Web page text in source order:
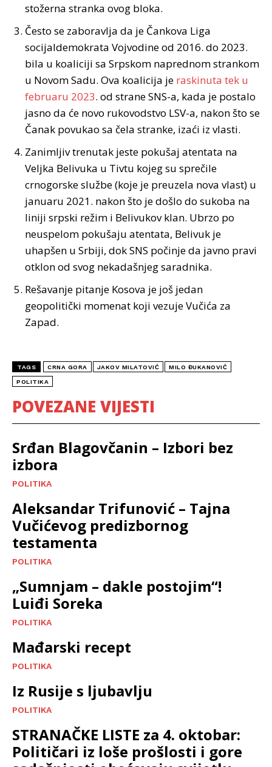
stožerna stranka ovog bloka.
Često se zaboravlja da je Čankova Liga
socijaldemokrata Vojvodine od 2016. do 2023.
bila u koaliciji sa Srpskom naprednom strankom
u Novom Sadu. Ova koalicija je raskinuta tek u
februaru 2023. od strane SNS-a, kada je postalo
jasno da će novo rukovodstvo LSV-a, nakon što se
Čanak povukao sa čela stranke, izaći iz vlasti.
Zanimljiv trenutak jeste pokušaj atentata na
Veljka Belivuka u Tivtu kojeg su sprečile
crnogorske službe (koje je preuzela nova vlast) u
januaru 2021. nakon što je došlo do sukoba na
liniji srpski režim i Belivukov klan. Ubrzo po
neuspelom pokušaju atentata, Belivuk je
uhapšen u Srbiji, dok SNS počinje da javno pravi
otklon od svog nekadašnjeg saradnika.
Rešavanje pitanje Kosova je još jedan
geopolitički momenat koji vezuje Vučića za
Zapad.
TAGS CRNA GORA JAKOV MILATOVIĆ MILO ĐUKANOVIĆ
POLITIKA
POVEZANE VIJESTI
Srđan Blagovčanin – Izbori bez
izbora
POLITIKA
Aleksandar Trifunović – Tajna
Vučićevog predizbornog
testamenta
POLITIKA
„Sumnjam – dakle postojim“!
Luiđi Soreka
POLITIKA
Mađarski recept
POLITIKA
Iz Rusije s ljubavlju
POLITIKA
STRANAČKE LISTE za 4. oktobar:
Političari iz loše prošlosti i gore